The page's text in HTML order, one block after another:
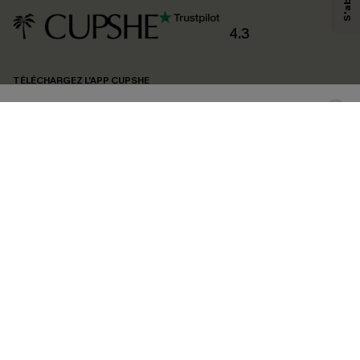
4.3
TÉLÉCHARGEZ L’APP CUPSHE
produits susceptibles de vous intéresser, conformément à notre
Politique de
confidentialité
. Vous pouvez vous désabonner à tout moment.